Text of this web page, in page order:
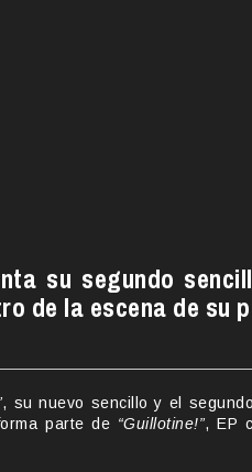
su segundo
de la escena de su
, su nuevo sencillo y el
parte de “Guillotine!”, EP